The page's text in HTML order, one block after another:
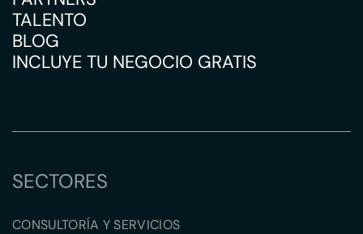
TALENTO
BLOG
INCLUYE TU NEGOCIO GRATIS
SECTORES
CONSULTORÍA Y SERVICIOS